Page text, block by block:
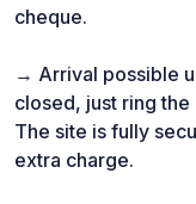
cheque.
→ Arrival possible
closed, just ring the
The site is fully
extra charge.